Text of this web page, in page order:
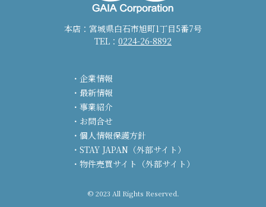
本店：宮城県白石市旭町1丁目5番7号
TEL： 0224-26-8892
企業情報
最新情報
事業紹介
お問合せ
個人情報保護方針
STAY JAPAN（外部サイト）
物件売買サイト（外部サイト）
© 2023 All Rights Reserved.